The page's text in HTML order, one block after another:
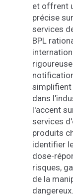
et offrent
précise
services
BPL
dans
l'accent
services
produits
identifier
dose-
risques,
de la